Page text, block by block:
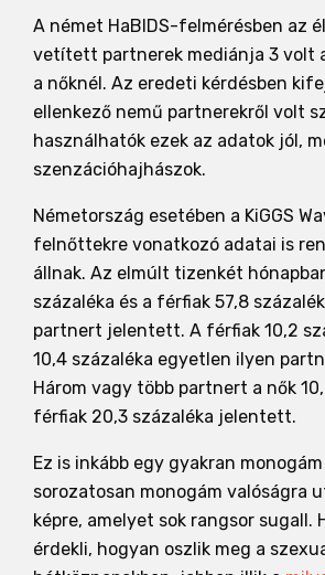
A német HaBIDS-felmérésben az
vetített partnerek mediánja 3 volt
a nőknél. Az eredeti kérdésben
ellenkező nemű partnerekről volt
használhatók ezek az adatok jól,
szenzációhajhászok.
Németország esetében a KiGGS
felnőttekre vonatkozó adatai is
állnak. Az elmúlt tizenkét
százaléka és a férfiak 57,8
partnert jelentett. A férfiak 10,2
10,4 százaléka egyetlen ilyen
Három vagy több partnert a nők
férfiak 20,3 százaléka jelentett.
Ez is inkább egy gyakran
sorozatosan monogám valóságra
képre, amelyet sok rangsor sugall.
érdekli, hogyan oszlik meg a